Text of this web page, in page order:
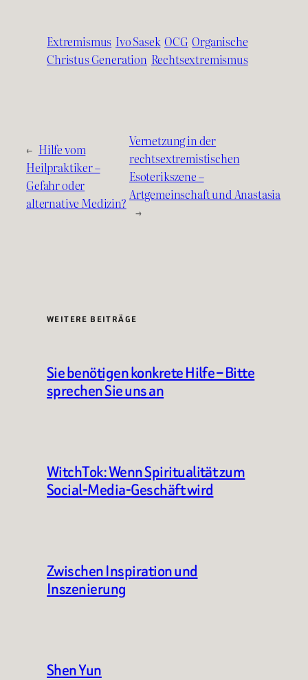
Extremismus Ivo Sasek OCG Organische
Christus Generation Rechtsextremismus
← Hilfe vom
Heilpraktiker –
Gefahr oder
alternative Medizin?
Vernetzung in der
rechtsextremistischen
Esoterikszene –
Artgemeinschaft und Anastasia
→
WEITERE BEITRÄGE
Sie benötigen konkrete Hilfe – Bitte
sprechen Sie uns an
WitchTok: Wenn Spiritualität zum
Social-Media-Geschäft wird
Zwischen Inspiration und
Inszenierung
Shen Yun